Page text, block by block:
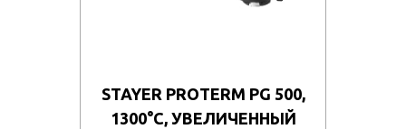
STAYER PROTERM PG 500,
1300°C, УВЕЛИЧЕННЫЙ